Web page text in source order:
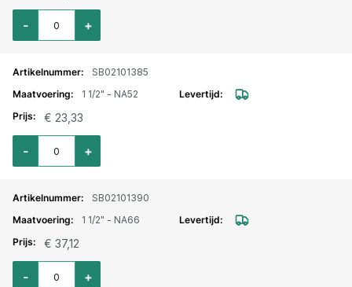
Aantal voor Storz lm. aansluitstuk binnendraad 1 1/4" - NA66
+
-
SB02101385
1 1/2" - NA52
€ 23,33
Aantal voor Storz lm. aansluitstuk binnendraad 1 1/2" - NA52
+
-
SB02101390
1 1/2" - NA66
€ 37,12
Aantal voor Storz lm. aansluitstuk binnendraad 1 1/2" - NA66
+
-